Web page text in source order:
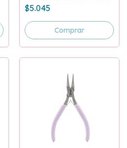
POLIURETANO 0.6 MM -
10 M
$5.045